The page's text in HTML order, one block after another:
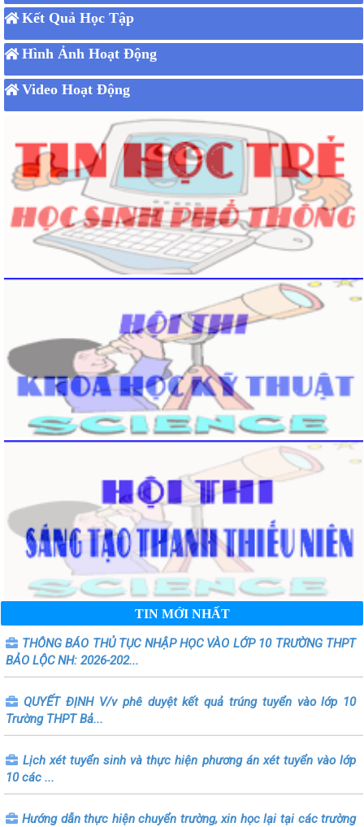
Kết Quả Học Tập
Hình Ảnh Hoạt Động
Video Hoạt Động
TIN MỚI NHẤT
THÔNG BÁO THỦ TỤC NHẬP HỌC VÀO LỚP 10 TRƯỜNG THPT
BẢO LỘC NH: 2026-202...
QUYẾT ĐỊNH V/v phê duyệt kết quả trúng tuyển vào lớp 10
Trường THPT Bả...
Lịch xét tuyển sinh và thực hiện phương án xét tuyển vào lớp
10 các ...
Hướng dẫn thực hiện chuyển trường, xin học lại tại các trường